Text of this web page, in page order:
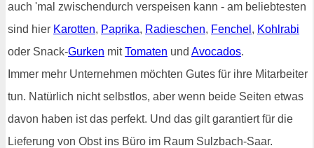
auch 'mal zwischendurch verspeisen kann - am beliebtesten
sind hier Karotten, Paprika, Radieschen, Fenchel , Kohlrabi
oder Snack-Gurken mitTomaten und Avocados.
Immer mehr Unternehmen möchten Gutes für ihre Mitarbeiter
tun. Natürlich nicht selbstlos, aber wenn beide Seiten etwas
davon haben ist das perfekt. Und das gilt garantiert für die
Lieferung von Obst ins Büro im Raum Sulzbach-Saar.